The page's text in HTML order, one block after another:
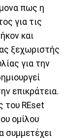
πως η
για τις
και
ξεχωριστής
για την
επικράτεια.
του REset
ομίλου
συμμετέχει